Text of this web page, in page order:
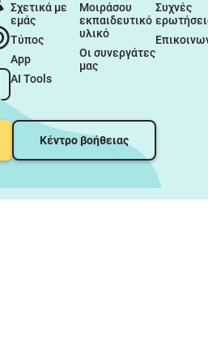
Σχετικά με
εμάς
Τύπος
App
AI Tools
Μοιράσου
εκπαιδευτικό
υλικό
Οι συνεργάτες
μας
Συχνές
Κέντρο βοήθειας